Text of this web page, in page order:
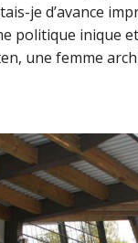
je d’avance
politique inique
une femme